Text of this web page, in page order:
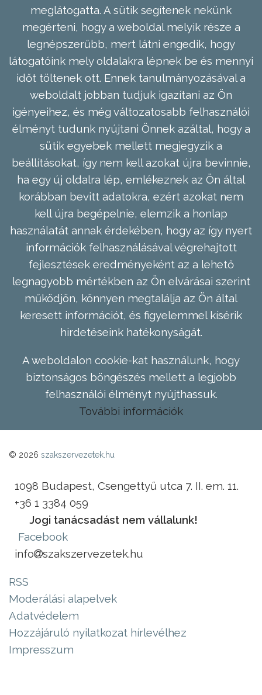
meglátogatta. A sütik segítenek nekünk
megérteni, hogy a weboldal melyik része a
legnépszerűbb, mert látni engedik, hogy
látogatóink mely oldalakra lépnek be és mennyi
időt töltenek ott. Ennek tanulmányozásával a
weboldalt jobban tudjuk igazítani az Ön
igényeihez, és még változatosabb felhasználói
élményt tudunk nyújtani Önnek azáltal, hogy a
sütik egyebek mellett megjegyzik a
beállításokat, így nem kell azokat újra bevinnie,
ha egy új oldalra lép, emlékeznek az Ön által
korábban bevitt adatokra, ezért azokat nem
kell újra begépelnie, elemzik a honlap
használatát annak érdekében, hogy az így nyert
információk felhasználásával végrehajtott
fejlesztések eredményeként az a lehető
legnagyobb mértékben az Ön elvárásai szerint
működjön, könnyen megtalálja az Ön által
keresett információt, és figyelemmel kísérik
hirdetéseink hatékonyságát.
A weboldalon cookie-kat használunk, hogy
biztonságos böngészés mellett a legjobb
felhasználói élményt nyújthassuk.
További információk
© 2026 szakszervezetek.hu
1098 Budapest, Csengettyű utca 7. II. em. 11.
+36 1 3384 059
Jogi tanácsadást nem vállalunk!
Facebook
info
szakszervezetek.hu
RSS
Moderálási alapelvek
Adatvédelem
Hozzájáruló nyilatkozat hírlevélhez
Impresszum